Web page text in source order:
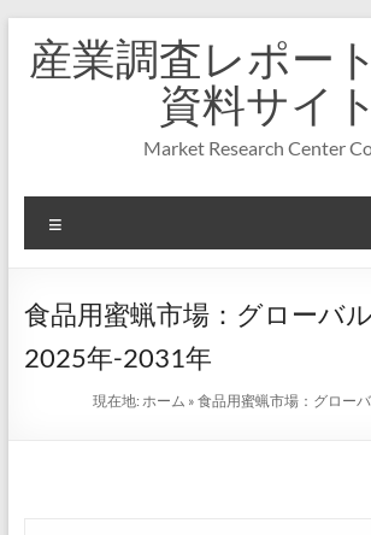
キ
プ
産業調査レポー
資料サイト
Market Research Center
ニ
ー
食品用蜜蝋市場：グローバ
2025年-2031年
現在地:ホーム »食品用蜜蝋市場：グロー